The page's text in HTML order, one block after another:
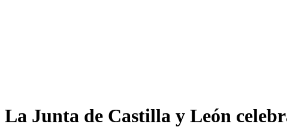
La Junta de Castilla y León